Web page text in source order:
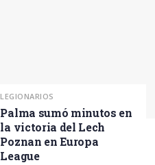
LEGIONARIOS
Palma sumó minutos en
la victoria del Lech
Poznan en Europa
League